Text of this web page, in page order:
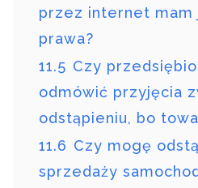
przez internet mam
prawa?
11.5 Czy
odmówić przyjęcia
odstąpieniu, bo
11.6 Czy mogę
sprzedaży